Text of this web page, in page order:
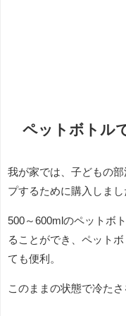
ペットボトル
我が家では、子どもの
プするために購入しまし
500～600mlのペットボ
ることができ、ペット
ても便利。
このままの状態で冷た